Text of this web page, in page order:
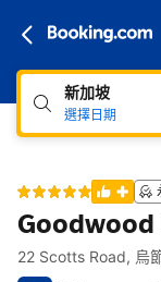
新加坡
選擇日期
快速連結
跳至住宿介紹
跳至熱門設施
跳至客房類型
跳至訂房政策
22 Scotts Road, 烏